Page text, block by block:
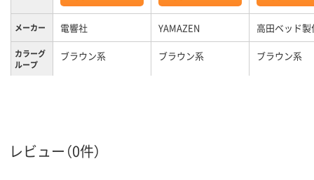
メーカー 電響社 YAMAZEN 高田ベッド製
カラーグ
ループ
ブラウン系 ブラウン系 ブラウン系
レビュー（0件）